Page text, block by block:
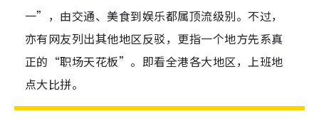
一”，由交通、美食到娱乐都属顶流级别。不过，
亦有网友列出其他地区反驳，更指一个地方先系真
正的“职场天花板”。即看全港各大地区，上班地
点大比拼。